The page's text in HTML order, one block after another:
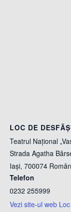
LOC DE
Teatrul Național
Strada Agatha
Iași, 700074
Telefon
0232 255999
Vezi site-ul web